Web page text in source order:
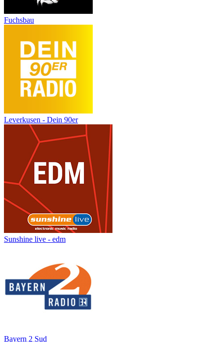
Fuchsbau
Leverkusen - Dein 90er
Sunshine live - edm
Bayern 2 Sud